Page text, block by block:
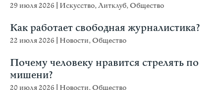
29 июля 2026 Искусство,Литклуб,Общество
Как работает свободная журналистика?
22 июля 2026 Новости,Общество
Почему человеку нравится стрелять по
мишени?
20 июля 2026 Новости,Общество